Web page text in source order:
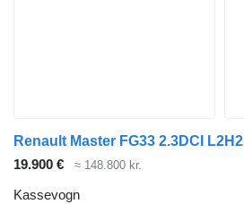
Renault Master FG33 2.3DCI L2H2
19.900 €
≈ 148.800 kr.
Kassevogn